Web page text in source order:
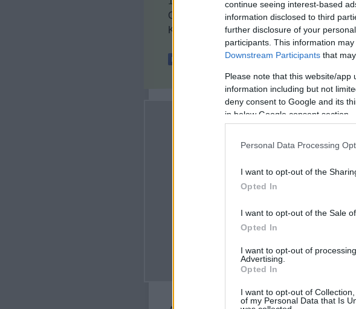
continue seeing interest-based
information disclosed to third
further disclosure of your
participants. This information
Downstream Participants that
Please note that this website/
information including but not
deny consent to Google and its
in below Google consent section.
Personal Data Processing
I want to opt-out of the
Opted In
I want to opt-out of the Sale
Opted In
I want to opt-out of
Advertising.
Opted In
I want to opt-out of
of my Personal Data that Is
Címkék:
forradalom közép európa régió fent
Kövess minket a Facebookon is!
Tetszik